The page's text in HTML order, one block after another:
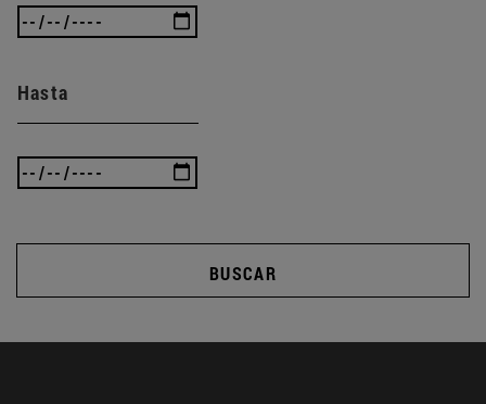
Hasta
BUSCAR